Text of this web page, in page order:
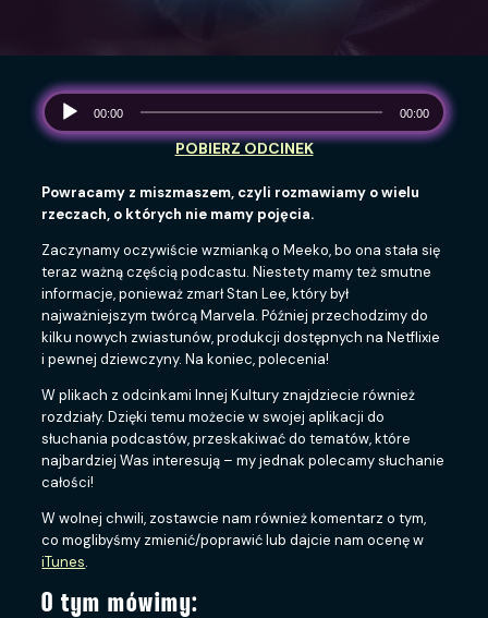
00:00 00:00
Powracamy z miszmaszem, czyli rozmawiamy o wielu
rzeczach, o których nie mamy pojęcia.
Zaczynamy oczywiście wzmianką o Meeko, bo ona stała się
teraz ważną częścią podcastu. Niestety mamy też smutne
informacje, ponieważ zmarł Stan Lee, który był
najważniejszym twórcą Marvela. Później przechodzimy do
kilku nowych zwiastunów, produkcji dostępnych na Netflixie
i pewnej dziewczyny. Na koniec, polecenia!
W plikach z odcinkami Innej Kultury znajdziecie również
rozdziały. Dzięki temu możecie w swojej aplikacji do
słuchania podcastów, przeskakiwać do tematów, które
najbardziej Was interesują – my jednak polecamy słuchanie
całości!
W wolnej chwili, zostawcie nam również komentarz o tym,
co moglibyśmy zmienić/poprawić lub dajcie nam ocenę w
iTunes.
O tym mówimy: